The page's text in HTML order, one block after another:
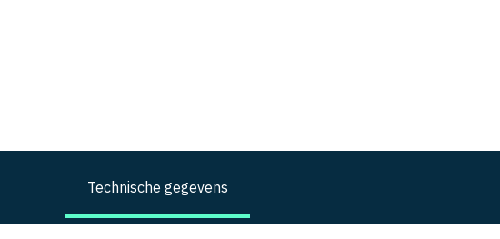
Technische gegevens